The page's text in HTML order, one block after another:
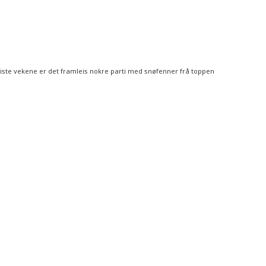
vekene er det framleis nokre parti med snøfenner frå toppen